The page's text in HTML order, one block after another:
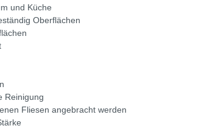
und Küche
Oberflächen
Reinigung
Fliesen angebracht werden